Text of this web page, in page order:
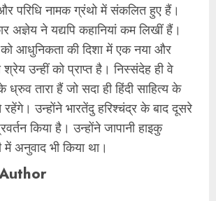
परिधि नामक ग्रंथो में संकलित हुए हैं।
अज्ञेय ने यद्यपि कहानियां कम लिखीं हैं।
को आधुनिकता की दिशा में एक नया और
उन्हीं को प्राप्त है। निस्संदेह ही वे
तारा हैं जो सदा ही हिंदी साहित्य के
उन्होंने भारतेंदु हरिश्चंद्र के बाद दूसरे
किया है। उन्होंने जापानी हाइकु
में अनुवाद भी किया था।